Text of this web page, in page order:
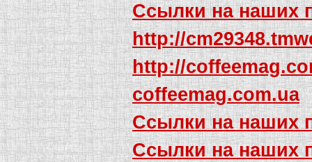
Ссылки на наших
http://
http://
coffeemag.com.ua
Ссылки на наших
Ссылки на наших